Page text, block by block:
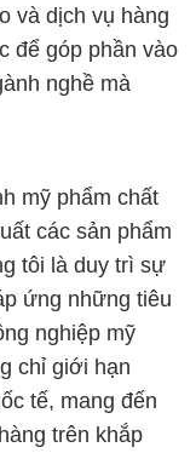
mỹ phẩm chất
các sản phẩm
tôi là duy trì sự
ứng những tiêu
nghiệp mỹ
chỉ giới hạn
tế, mang đến
trên khắp
viên có kinh
chất từ nguyên